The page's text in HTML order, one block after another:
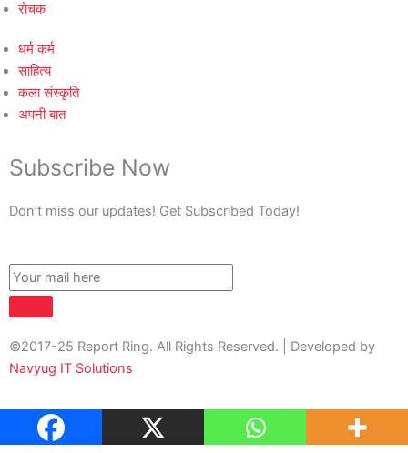
रोचक
धर्म कर्म
साहित्य
कला संस्कृति
अपनी बात
Subscribe Now
Don’t miss our updates! Get Subscribed Today!
©2017-25 Report Ring. All Rights Reserved. | Developed by
Navyug IT Solutions
About Us